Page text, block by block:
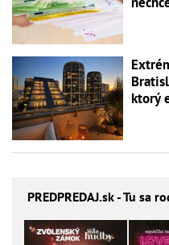
ktorý
PREDPREDAJ.sk - Tu sa